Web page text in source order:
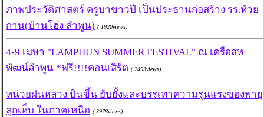
ภาพประวัติศาสตร์ ครูบาขาวปี เป็นประธานก่อสร้าง รร.ห้วย
กาน(บ้านโฮ่ง ลำพูน) ( 1920views)
4-9 เมษา "LAMPHUN SUMMER FESTIVAL" ณ เครือสห
พัฒน์ลำพูน *ฟรี!!!!คอนเสิร์ต ( 2493views)
หน่วยฝนหลวง บินขึ้น ยับยั้งและบรรเทาความรุนแรงของพายุ
ลูกเห็บ ในภาคเหนือ ( 3978views)